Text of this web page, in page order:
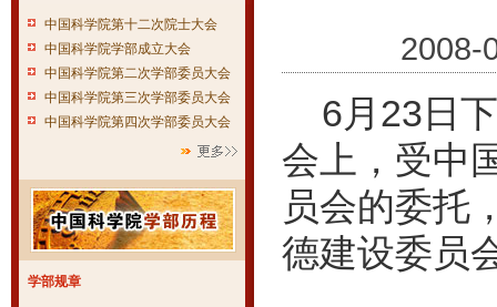
中国科学院第十二次院士大会
中国科学院学部成立大会
中国科学院第二次学部委员大会
中国科学院第三次学部委员大会
中国科学院第四次学部委员大会
学部规章
2008-
6月23日下
会上，受中
员会的委托
德建设委员